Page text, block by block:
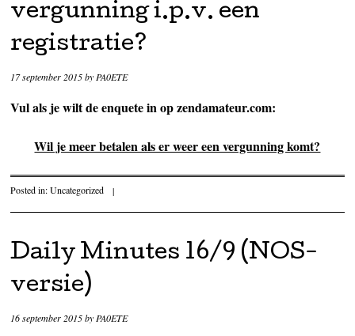
vergunning i.p.v. een
registratie?
17 september 2015by PA0ETE
Vul als je wilt de enquete in op zendamateur.com:
Wil je meer betalen als er weer een vergunning komt?
Posted in:Uncategorized |
Daily Minutes 16/9 (NOS-
versie)
16 september 2015byPA0ETE